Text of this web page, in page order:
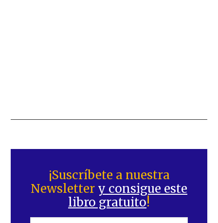
lateral
principal
¡Suscríbete a nuestra
Newsletter y consigue este
libro gratuito!